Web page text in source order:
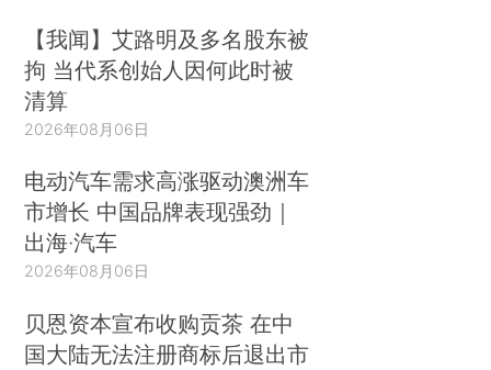
【我闻】艾路明及多名股东被
拘 当代系创始人因何此时被
清算
2026年08月06日
电动汽车需求高涨驱动澳洲车
市增长 中国品牌表现强劲｜
出海·汽车
2026年08月06日
贝恩资本宣布收购贡茶 在中
国大陆无法注册商标后退出市